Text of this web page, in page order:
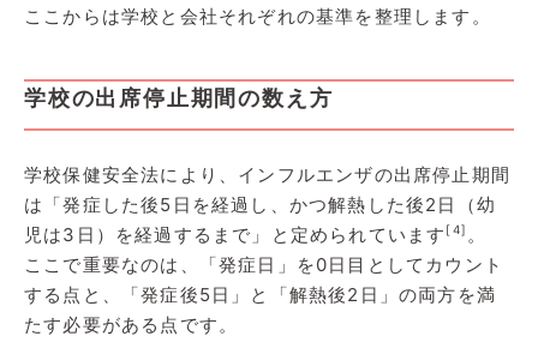
ここからは学校と会社それぞれの基準を整理します。
学校の出席停止期間の数え方
学校保健安全法により、インフルエンザの出席停止期間
は「発症した後5日を経過し、かつ解熱した後2日（幼
児は3日）を経過するまで」と定められています [4] 。
ここで重要なのは、「発症日」を0日目としてカウント
する点と、「発症後5日」と「解熱後2日」の両方を満
たす必要がある点です。